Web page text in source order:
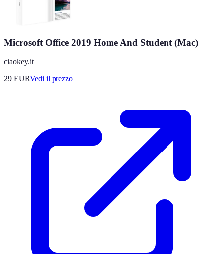
Microsoft Office 2019 Home And Student (Mac)
ciaokey.it
29 EURVedi il prezzo